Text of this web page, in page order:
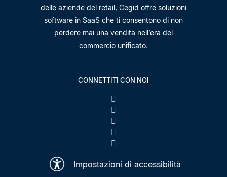
delle aziende del retail, Cegid offre soluzioni
software in SaaS che ti consentono di non
perdere mai una vendita nell’era del
commercio unificato.
CONNETTITI CON NOI
Impostazioni di accessibilità